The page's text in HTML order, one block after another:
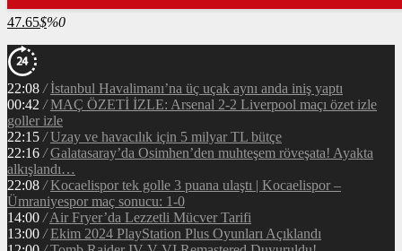
47.65$%0
22:08 / İstanbul Havalimanı’na üç uçak aynı anda iniş yaptı
00:42 / MAÇ ÖZETİ İZLE: Arsenal 2-2 Liverpool maçı özet izle
goller izle
22:15 / Uzay ve havacılık için 5 milyar TL bütçe
22:16 / Galatasaray’da Osimhen’den muhteşem röveşata! Ayakta
alkışlandı…
22:08 / Kocaelispor tek golle 3 puana ulaştı | Kocaelispor –
Ümraniyespor maç sonucu: 1-0
14:00 / Air Fryer’da Lezzetli Mücver Tarifi
13:00 / Ekim 2024 PlayStation Plus Oyunları Açıklandı